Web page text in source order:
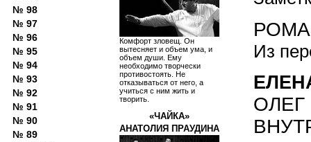
Комфорт зловещ. Он
вытесняет и объем ума, и
объем души. Ему
необходимо творчески
противостоять. Не
отказываться от него, а
учиться с ним жить и
творить.
«ЧАЙКА»
АНАТОЛИЯ ПРАУДИНА
Из
№ 98
№ 97
№ 96
№ 95
№ 94
№ 93
№ 92
№ 91
№ 90
№ 89